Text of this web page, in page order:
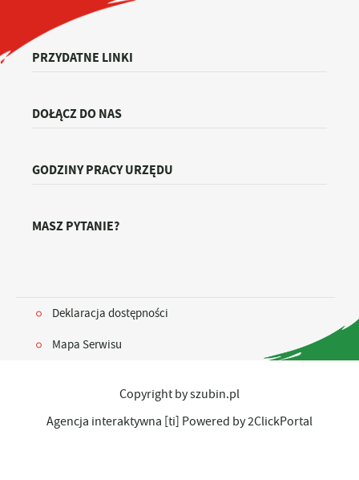
PRZYDATNE LINKI
DOŁĄCZ DO NAS
GODZINY PRACY URZĘDU
MASZ PYTANIE?
Deklaracja dostępności
Mapa Serwisu
Copyright by szubin.pl
Agencja interaktywna [ti] Powered by2ClickPortal